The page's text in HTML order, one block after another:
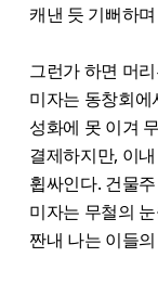
캐낸 듯 기뻐하
그런가 하면 머
미자는 동창회에
성화에 못 이겨
결제하지만, 이
휩싸인다. 건물
미자는 무철의
짠내 나는 이들